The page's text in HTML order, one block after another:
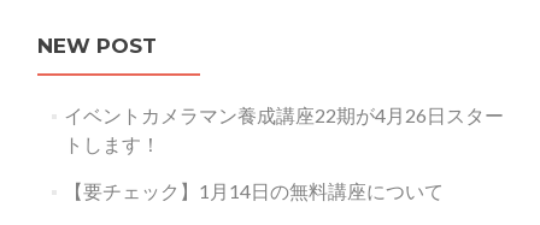
NEW POST
イベントカメラマン養成講座22期が4月26日スター
トします！
【要チェック】1月14日の無料講座について